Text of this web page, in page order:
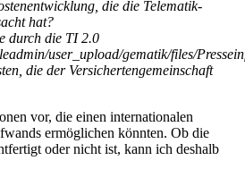
die die Telematik-
hat?
durch die TI 2.0
user_upload/gematik/files/
die der Versichertengemeinschaft
vor, die einen internationalen
ermöglichen könnten. Ob die
oder nicht ist, kann ich deshalb